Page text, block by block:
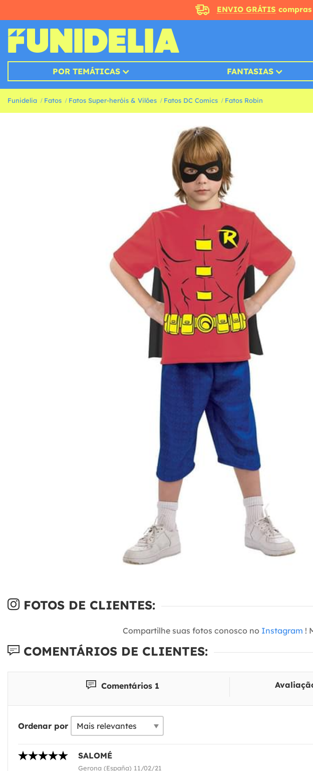
ENVIO GRÁTIS compras
POR TEMÁTICAS FANTASIAS
Funidelia Fatos Fatos Super-heróis & Vilões Fatos DC Comics Fatos Robin
FOTOS DE CLIENTES:
Compartilhe suas fotos conosco no Instagram !
COMENTÁRIOS DE CLIENTES:
Comentários 1
Ordenar por
SALOMÉ
Gerona (España) 11/02/21